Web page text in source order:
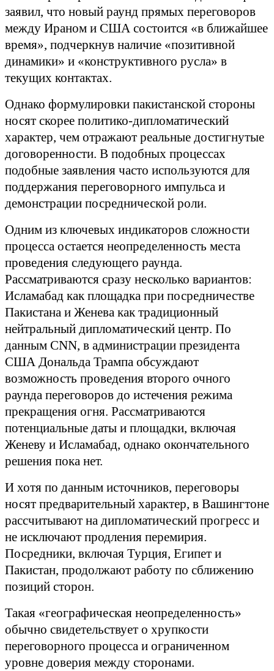
заявил, что новый раунд прямых переговоров
между Ираном и США состоится «в ближайшее
время», подчеркнув наличие «позитивной
динамики» и «конструктивного русла» в
текущих контактах.
Однако формулировки пакистанской стороны
носят скорее политико-дипломатический
характер, чем отражают реальные достигнутые
договоренности. В подобных процессах
подобные заявления часто используются для
поддержания переговорного импульса и
демонстрации посреднической роли.
Одним из ключевых индикаторов сложности
процесса остается неопределенность места
проведения следующего раунда.
Рассматриваются сразу несколько вариантов:
Исламабад как площадка при посредничестве
Пакистана и Женева как традиционный
нейтральный дипломатический центр. По
данным CNN, в администрации президента
США Дональда Трампа обсуждают
возможность проведения второго очного
раунда переговоров до истечения режима
прекращения огня. Рассматриваются
потенциальные даты и площадки, включая
Женеву и Исламабад, однако окончательного
решения пока нет.
И хотя по данным источников, переговоры
носят предварительный характер, в Вашингтоне
рассчитывают на дипломатический прогресс и
не исключают продления перемирия.
Посредники, включая Турция, Египет и
Пакистан, продолжают работу по сближению
позиций сторон.
Такая «географическая неопределенность»
обычно свидетельствует о хрупкости
переговорного процесса и ограниченном
уровне доверия между сторонами.